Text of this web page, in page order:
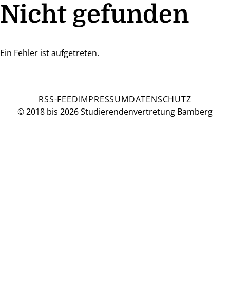
Nicht gefunden
Ein Fehler ist aufgetreten.
© 2018 bis 2026 Studierendenvertretung Bamberg
RSS-FEEDIMPRESSUMDATENSCHUTZ